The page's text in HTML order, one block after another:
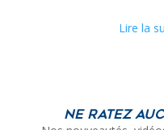
Lire la
Ne ratez